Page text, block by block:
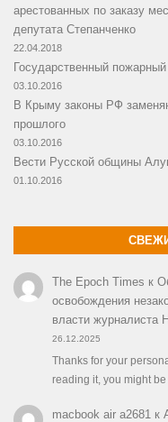
арестованных по заказу
депутата Степанченко
22.04.2018
Государственный
03.10.2016
В Крыму законы РФ
прошлого
03.10.2016
Вести Русской общины
01.10.2016
The Epoch Times к
освобождения
власти журналиста
26.12.2025
Thanks for your
reading it, you might
macbook air a2681 к